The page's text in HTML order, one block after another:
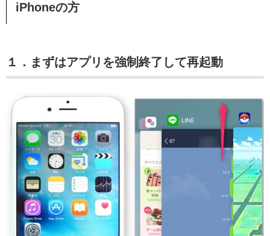
iPhoneの方
１．まずはアプリを強制終了して再起動